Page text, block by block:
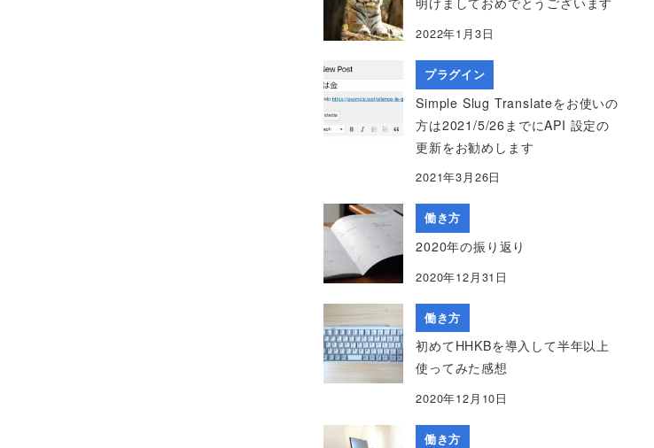
2022年1月3日
プラグイン
Simple Slug Translateをお使いの
方は2021/5/26までにAPI 設定の
更新をお勧めします
2021年3月26日
働き方
2020年の振り返り
2020年12月31日
働き方
初めてHHKBを導入して半年以上
使ってみた感想
2020年12月10日
働き方